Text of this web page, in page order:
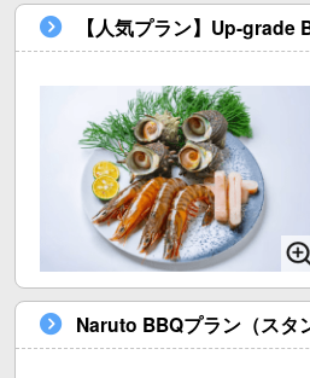
【人気プラン】Up-grade
Naruto BBQプラン（スタ